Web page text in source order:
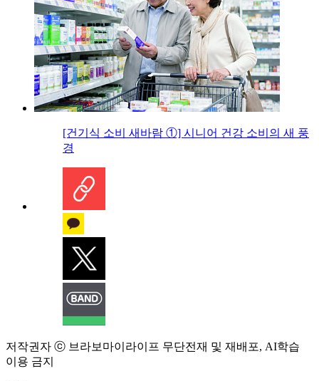
[건기식 소비 새바람 ①] 시니어 건강 소비의 새 풍
경
저작권자 ⓒ 브라보마이라이프 무단전재 및 재배포, AI학습
이용 금지